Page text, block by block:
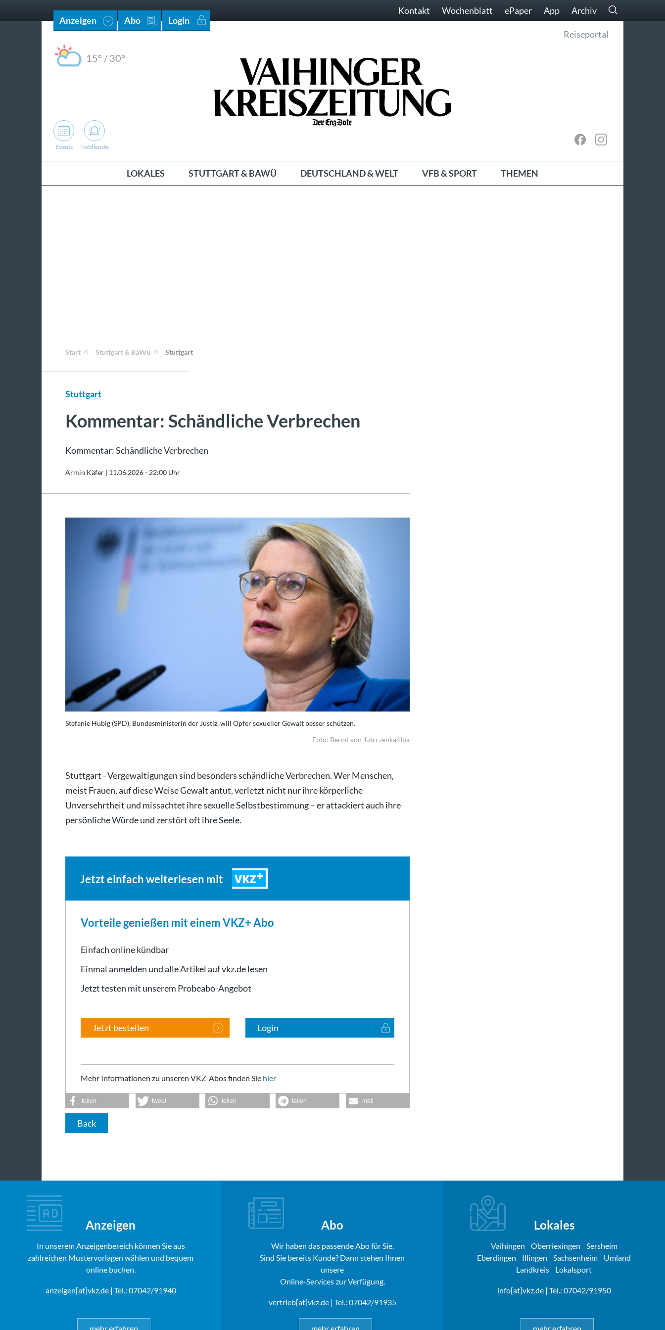
Anzeigen Abo Login
Kontakt Wochenblatt ePaper App Archiv
15° /30°
Reiseportal
Events Notdienste
LOKALES STUTTGART & BAWÜ DEUTSCHLAND & WELT VFB & SPORT THEMEN
Start Stuttgart & BaWü Stuttgart
Stuttgart
Kommentar: Schändliche Verbrechen
Kommentar: Schändliche Verbrechen
Armin Käfer | 11.06.2026 - 22:00 Uhr
Stefanie Hubig (SPD), Bundesministerin der Justiz, will Opfer sexueller Gewalt besser schützen.
Foto: Bernd von Jutrczenka/dpa
Stuttgart - Vergewaltigungen sind besonders schändliche Verbrechen. Wer Menschen,
meist Frauen, auf diese Weise Gewalt antut, verletzt nicht nur ihre körperliche
Unversehrtheit und missachtet ihre sexuelle Selbstbestimmung – er attackiert auch ihre
persönliche Würde und zerstört oft ihre Seele.
Jetzt einfach weiterlesen mit VKZ
Vorteile genießen mit einem VKZ+ Abo
Einfach online kündbar
Einmal anmelden und alle Artikel auf vkz.de lesen
Jetzt testen mit unserem Probeabo-Angebot
Jetzt bestellen Login
Mehr Informationen zu unseren VKZ-Abos finden Sie hier
teilen tweet teilen teilen mail
Back
Anzeigen
In unserem Anzeigenbereich können Sie aus
zahlreichen Mustervorlagen wählen und bequem
online buchen.
anzeigen[at]vkz.de| Tel.: 07042/91940
Abo
Wir haben das passende Abo für Sie.
Sind Sie bereits Kunde? Dann stehen Ihnen
unsere
Online-Services zur Verfügung.
vertrieb[at]vkz.de| Tel.: 07042/91935
Lokales
Vaihingen Oberriexingen
Sersheim
Eberdingen
Illingen Sachsenheim
Umland
Landkreis
Lokalsport
info[at]vkz.de| Tel.: 07042/91950